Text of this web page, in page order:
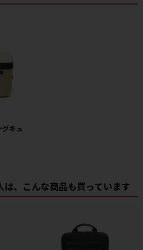
キュ
は、こんな商品も買っています